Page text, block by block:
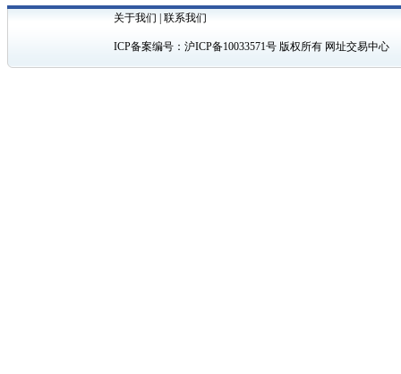
关于我们 |联系我们
ICP备案编号：沪ICP备10033571号 版权所有 网址交易中心